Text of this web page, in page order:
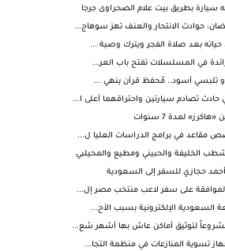
بطريق بيت علام الصحراوى جرجا
حوادث الانتحار والعنف تهز سوهاج...
بعد صلاة الفجر ويترك وصية ...
في المسلسلات تفتح باب العر...
أو تلبسي أسود.. مُحفظ قرآن ينهي ...
تصادم سيارتين واحتراقهما أعلى ا...
مقاعد في برامج الدراسات العليا ل...
شطب الخليفة والحبيني ومطيع والمحيلبي
حجازي للسفر إلى السعودية
على سفر لاعب منتخب مصر إل...
السعودية الإلكترونية بسبب الأح...
لتوثيق أماكن عاش بها أشهر شع...
تسوية المنازعات في منظمة التجا...